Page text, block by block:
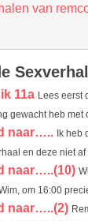
van
11a Lees eerst
gewacht heb met
naar….. Ik heb
en deze niet af
naar…..(10)
om 16:00
naar…..(2)